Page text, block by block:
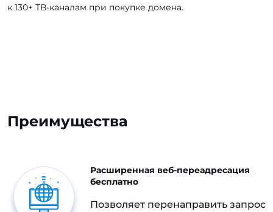
к 130+ ТВ-каналам при покупке домена.
Преимущества
Расширенная веб-переадресация
бесплатно
Позволяет перенаправить запрос